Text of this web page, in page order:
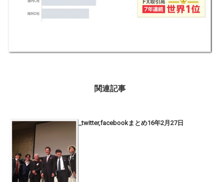
関連記事
_twitter,facebookまとめ16年2月27日